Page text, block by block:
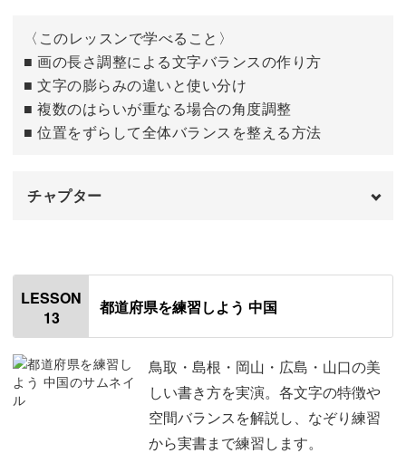
〈このレッスンで学べること〉
■ 画の長さ調整による文字バランスの作り方
■ 文字の膨らみの違いと使い分け
■ 複数のはらいが重なる場合の角度調整
■ 位置をずらして全体バランスを整える方法
チャプター
「京都」
「大阪」
「兵庫」 09:22
13:47
LESSON
13
都道府県を練習しよう 中国
鳥取・島根・岡山・広島・山口の美
しい書き方を実演。各文字の特徴や
空間バランスを解説し、なぞり練習
から実書まで練習します。